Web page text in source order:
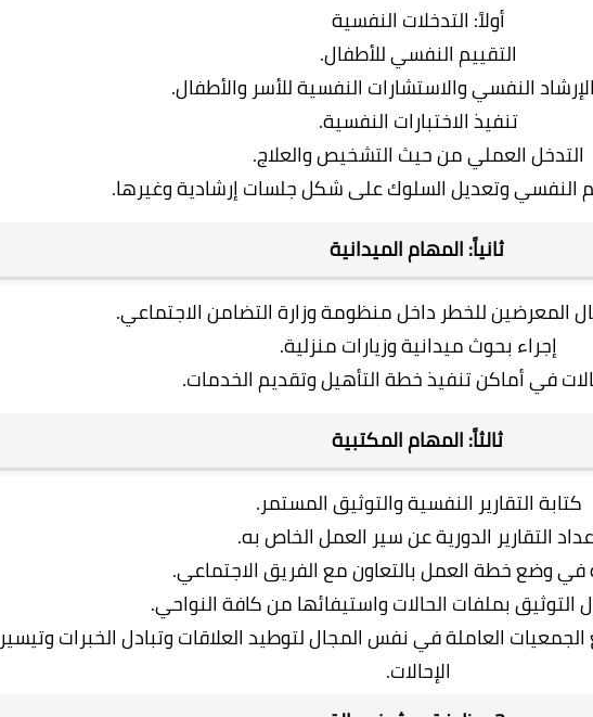
أولاً: التدخلات النفسية
التقييم النفسي للأطفال.
النفسي والاستشارات النفسية للأسر والأطفال.
تنفيذ الاختبارات النفسية.
التدخل العملي من حيث التشخيص والعلاج.
النفسي وتعديل السلوك على شكل جلسات إرشادية وغيرها.
ثانياً: المهام الميدانية
المعرضين للخطر داخل منظومة وزارة التضامن الاجتماعي.
إجراء بحوث ميدانية وزيارات منزلية.
في أماكن تنفيذ خطة التأهيل وتقديم الخدمات.
ثالثاً: المهام المكتبية
كتابة التقارير النفسية والتوثيق المستمر.
التقارير الدورية عن سير العمل الخاص به.
في وضع خطة العمل بالتعاون مع الفريق الاجتماعي.
التوثيق بملفات الحالات واستيفائها من كافة النواحي.
الجمعيات العاملة في نفس المجال لتوطيد العلاقات وتبادل الخبرات وتيسير
الإحالات.